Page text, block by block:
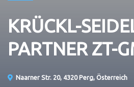
KRÜCKL-
PARTNER ZT-
Naarner Str. 20, 4320 Perg, Österreich